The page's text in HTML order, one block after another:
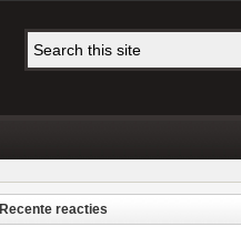
Recente reacties